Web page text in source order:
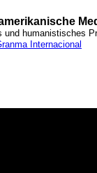
und humanistisches
Internacional